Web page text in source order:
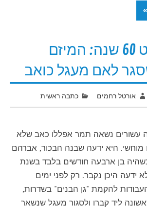
אחרי כמעט 60 שנה: המיזם
לאם מעגל כואב
אורטל רחמים כתבה ראשית
עשורים נשאה תמר אפללו כאב שלא
מוחשי. היא ידעה שבנה הבכור, אברהם
בן ארבעה חודשים בלבד בשנת
לא ידעה היכן נקבר. רק לפני ימים
להקמת "גן הבנים" בשדרות,
ליד קברו ולסגור מעגל שנשאר